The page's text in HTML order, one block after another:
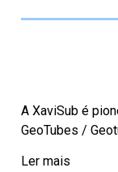
A XaviSub é
GeoTubes /
Ler mais